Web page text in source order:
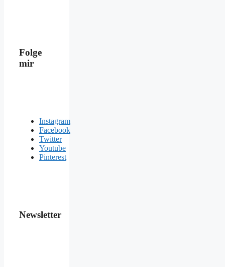
Folge
mir
Instagram
Facebook
Twitter
Youtube
Pinterest
Newsletter